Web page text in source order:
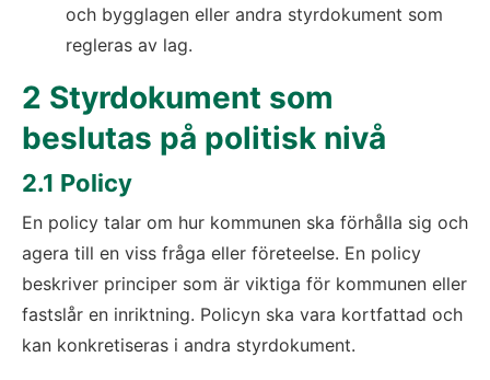
och bygglagen eller andra styrdokument som
regleras av lag.
2 Styrdokument som
beslutas på politisk nivå
2.1 Policy
En policy talar om hur kommunen ska förhålla sig och
agera till en viss fråga eller företeelse. En policy
beskriver principer som är viktiga för kommunen eller
fastslår en inriktning. Policyn ska vara kortfattad och
kan konkretiseras i andra styrdokument.